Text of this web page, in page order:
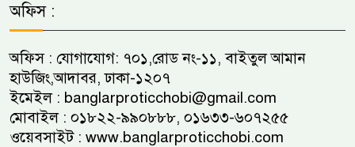
অফিস :
অফিস : যোগাযোগ: ৭০১,রোড নং-১১, বাইতুল আমান
হাউজিং,আদাবর, ঢাকা-১২০৭
ইমেইল : banglarproticchobi@gmail.com
মোবাইল : ০১৮২২-৯৯০৮৮৮, ০১৬৩৩-৬০৭২৫৫
ওয়েবসাইট : www.banglarproticchobi.com